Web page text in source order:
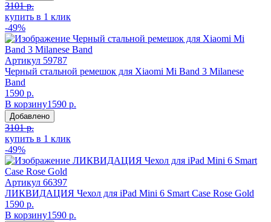
3101 р.
купить в 1 клик
-49%
Артикул 59787
Черный стальной ремешок для Xiaomi Mi Band 3 Milanese
Band
1590 р.
В корзину1590 р.
Добавлено
3101 р.
купить в 1 клик
-49%
Артикул 66397
ЛИКВИДАЦИЯ Чехол для iPad Mini 6 Smart Case Rose Gold
1590 р.
В корзину1590 р.